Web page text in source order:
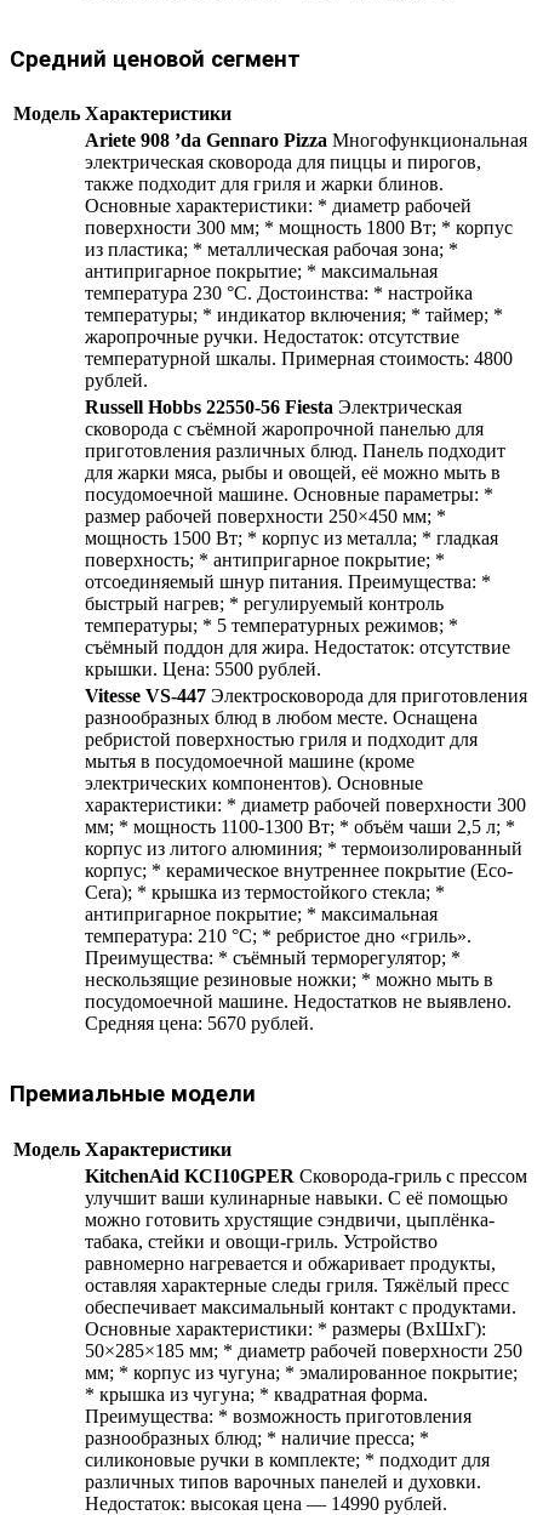
Средний ценовой сегмент
Модель Характеристики
Ariete 908 ’da Gennaro Pizza Многофункциональная
электрическая сковорода для пиццы и пирогов,
также подходит для гриля и жарки блинов.
Основные характеристики: * диаметр рабочей
поверхности 300 мм; * мощность 1800 Вт; * корпус
из пластика; * металлическая рабочая зона; *
антипригарное покрытие; * максимальная
температура 230 °С. Достоинства: * настройка
температуры; * индикатор включения; * таймер; *
жаропрочные ручки. Недостаток: отсутствие
температурной шкалы. Примерная стоимость: 4800
рублей.
Russell Hobbs 22550-56 Fiesta Электрическая
сковорода с съёмной жаропрочной панелью для
приготовления различных блюд. Панель подходит
для жарки мяса, рыбы и овощей, её можно мыть в
посудомоечной машине. Основные параметры: *
размер рабочей поверхности 250×450 мм; *
мощность 1500 Вт; * корпус из металла; * гладкая
поверхность; * антипригарное покрытие; *
отсоединяемый шнур питания. Преимущества: *
быстрый нагрев; * регулируемый контроль
температуры; * 5 температурных режимов; *
съёмный поддон для жира. Недостаток: отсутствие
крышки. Цена: 5500 рублей.
Vitesse VS-447 Электросковорода для приготовления
разнообразных блюд в любом месте. Оснащена
ребристой поверхностью гриля и подходит для
мытья в посудомоечной машине (кроме
электрических компонентов). Основные
характеристики: * диаметр рабочей поверхности 300
мм; * мощность 1100-1300 Вт; * объём чаши 2,5 л; *
корпус из литого алюминия; * термоизолированный
корпус; * керамическое внутреннее покрытие (Eco-
Cera); * крышка из термостойкого стекла; *
антипригарное покрытие; * максимальная
температура: 210 °С; * ребристое дно «гриль».
Преимущества: * съёмный терморегулятор; *
нескользящие резиновые ножки; * можно мыть в
посудомоечной машине. Недостатков не выявлено.
Средняя цена: 5670 рублей.
Премиальные модели
Модель Характеристики
KitchenAid KCI10GPER Сковорода-гриль с прессом
улучшит ваши кулинарные навыки. С её помощью
можно готовить хрустящие сэндвичи, цыплёнка-
табака, стейки и овощи-гриль. Устройство
равномерно нагревается и обжаривает продукты,
оставляя характерные следы гриля. Тяжёлый пресс
обеспечивает максимальный контакт с продуктами.
Основные характеристики: * размеры (ВхШхГ):
50×285×185 мм; * диаметр рабочей поверхности 250
мм; * корпус из чугуна; * эмалированное покрытие;
* крышка из чугуна; * квадратная форма.
Преимущества: * возможность приготовления
разнообразных блюд; * наличие пресса; *
силиконовые ручки в комплекте; * подходит для
различных типов варочных панелей и духовки.
Недостаток: высокая цена — 14990 рублей.